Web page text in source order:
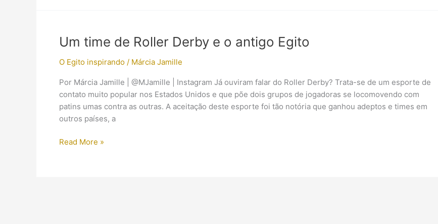
nos
EUA
Um time de Roller Derby e o antigo Egito
O Egito inspirando / Márcia Jamille
Por Márcia Jamille | @MJamille | Instagram Já ouviram falar do Roller Derby? Trata-se de um esporte de
contato muito popular nos Estados Unidos e que põe dois grupos de jogadoras se locomovendo com
patins umas contra as outras. A aceitação deste esporte foi tão notória que ganhou adeptos e times em
outros países, a
Um
Read More »